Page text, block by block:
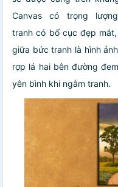
Canvas có trọng
tranh có bố cục đẹp
giữa bức tranh là hình
rợp lá hai bên đường
yên bình khi ngắm tranh.